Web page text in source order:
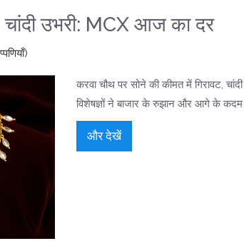
चांदी उभरी: MCX आज का दर
करवा चौथ पर सोने की कीमत में गिरावट,
विशेषज्ञों ने बाजार के रुझान और आगे के कदम
और देखें